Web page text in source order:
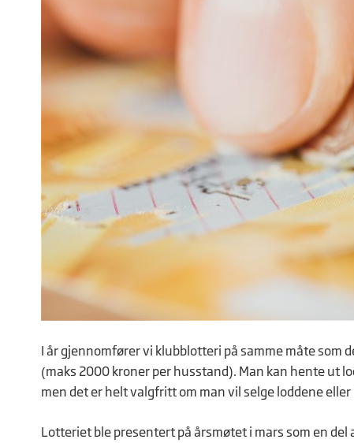
I år gjennomfører vi klubblotteri på samme måte som
(maks 2000 kroner per husstand). Man kan hente ut
men det er helt valgfritt om man vil selge loddene
Lotteriet ble presentert på årsmøtet i mars som en